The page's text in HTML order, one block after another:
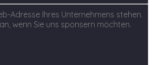
Adresse Ihres Unternehmens stehen.
wenn Sie uns sponsern möchten.